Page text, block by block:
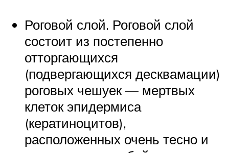
Роговой слой. Роговой слой
состоит из постепенно
отторгающихся
(подвергающихся десквамации)
роговых чешуек — мертвых
клеток эпидермиса
(кератиноцитов),
расположенных очень тесно и